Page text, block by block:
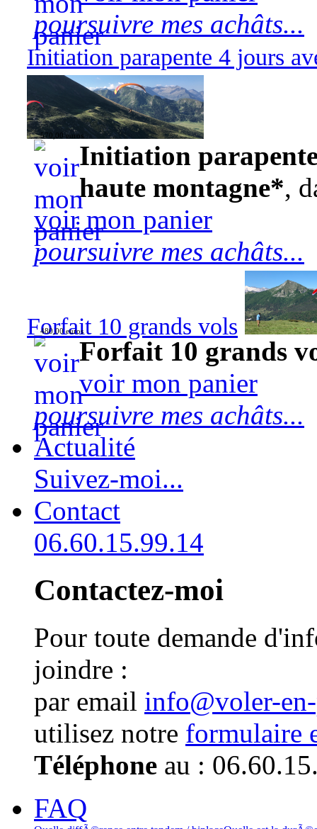
poursuivre mes achâts...
Initiation parapente 4 jours
570,00 euros
Initiation
haute montagne*,
voir mon panier
poursuivre mes achâts...
Forfait 10 grands vols
480,00 euros
Forfait 10 grands
voir mon panier
poursuivre mes achâts...
Actualité
Suivez-moi...
Contact
06.60.15.99.14
Contactez-moi
Pour toute demande
joindre :
par email info@voler-
utilisez notre formulaire
Téléphone au :
FAQ